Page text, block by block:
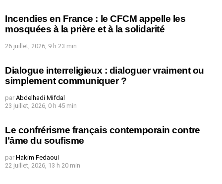
Incendies en France : le CFCM appelle les
mosquées à la prière et à la solidarité
26 juillet, 2026, 9 h 23 min
Dialogue interreligieux : dialoguer vraiment ou
simplement communiquer ?
par Abdelhadi Mifdal
23 juillet, 2026, 0 h 45 min
Le confrérisme français contemporain contre
l’âme du soufisme
par Hakim Fedaoui
22 juillet, 2026, 13 h 20 min